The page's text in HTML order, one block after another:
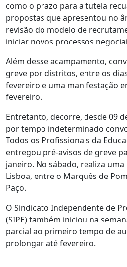
como o prazo para a tutela
propostas que apresentou no
revisão do modelo de
iniciar novos processos
Além desse acampamento,
greve por distritos, entre os
fevereiro e uma manifestação
fevereiro.
Entretanto, decorre, desde 09
por tempo indeterminado
Todos os Profissionais da
entregou pré-avisos de greve
janeiro. No sábado, realiza
Lisboa, entre o Marquês de
Paço.
O Sindicato Independente de
(SIPE) também iniciou na
parcial ao primeiro tempo de
prolongar até fevereiro.